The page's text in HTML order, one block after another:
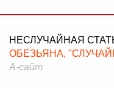
НЕСЛУЧАЙНАЯ
ОБЕЗЬЯНА,
А-сайт